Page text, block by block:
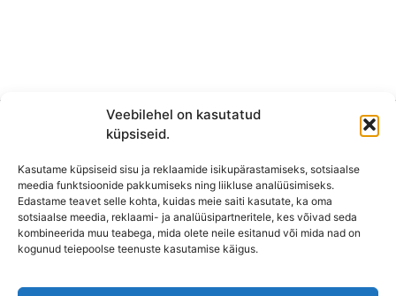
Veebilehel on kasutatud
küpsiseid.
Kasutame küpsiseid sisu ja reklaamide isikupärastamiseks, sotsiaalse
meedia funktsioonide pakkumiseks ning liikluse analüüsimiseks.
Edastame teavet selle kohta, kuidas meie saiti kasutate, ka oma
sotsiaalse meedia, reklaami- ja analüüsipartneritele, kes võivad seda
kombineerida muu teabega, mida olete neile esitanud või mida nad on
kogunud teiepoolse teenuste kasutamise käigus.
KONTAKT